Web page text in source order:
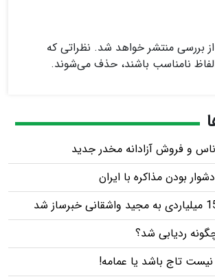
بررسی منتشر خواهد شد. نظراتی که
نامناسب باشند، حذف می‌شوند.
و فروش آزادانه مخدر جدید
بودن مذاکره با ایران
ردیابی شد؟
تاج باشد یا عمامه!